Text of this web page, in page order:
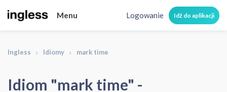
Menu Logowanie Idź do aplikacji
Ingless Idiomy mark time
Idiom "mark time" -